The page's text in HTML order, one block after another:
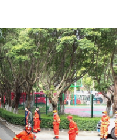
黑龙江
Français عربى